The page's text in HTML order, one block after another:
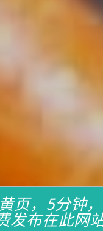
页，5分钟
发布在此网